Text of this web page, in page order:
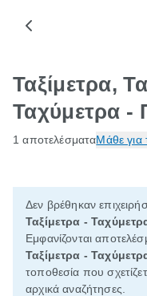
Ταξίμετρα,
Ταχύμετρα -
1 αποτελέσματαΜάθε για
Δεν βρέθηκαν
Ταξίμετρα -
Εμφανίζονται
Ταξίμετρα -
τοποθεσία που
αρχικά αναζήτησες.